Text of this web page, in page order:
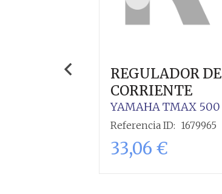
REGULADOR DE
CORRIENTE
YAMAHATMAX 500
Referencia ID: 1679965
33,06 €